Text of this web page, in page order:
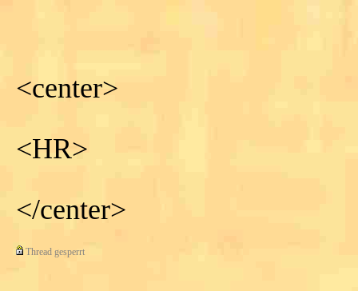
<center>
<HR>
</center>
Thread gesperrt